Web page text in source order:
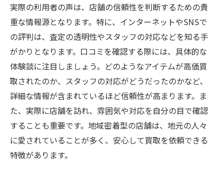
地域住民から愛される店舗の秘密
福山市での地域密着型サービスの選び方
信頼性を確保するための地元情報の活用
利用者の声から見る地域密着型の魅力
広島県の交通利便性を活かした買取スタイルの
選び方
駅近店舗で実現するスムーズな買取体験
交通の便が良い地域での買取店の利用方法
広島県内外からのアクセスを考慮した店舗
選び
実際の利用者の声は、店舗の信頼性を判断するための貴
重な情報源となります。特に、インターネットやSNSで
の評判は、査定の透明性やスタッフの対応などを知る手
がかりとなります。口コミを確認する際には、具体的な
体験談に注目しましょう。どのようなアイテムが高価買
取されたのか、スタッフの対応がどうだったのかなど、
詳細な情報が含まれているほど信頼性が高まります。ま
た、実際に店舗を訪れ、雰囲気や対応を自分の目で確認
することも重要です。地域密着型の店舗は、地元の人々
に愛されていることが多く、安心して買取を依頼できる
特徴があります。